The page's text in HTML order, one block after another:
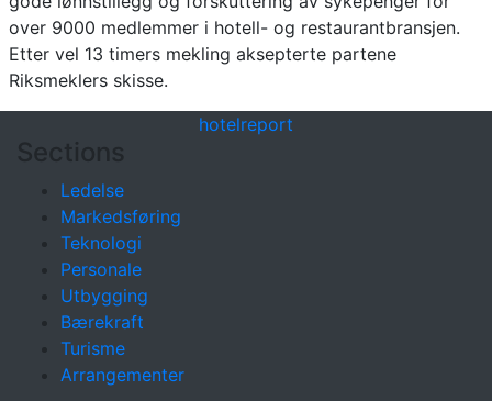
over 9000 medlemmer i hotell- og restaurantbransjen.
Etter vel 13 timers mekling aksepterte partene
Riksmeklers skisse.
hotelreport
Sections
Ledelse
Markedsføring
Teknologi
Personale
Utbygging
Bærekraft
Turisme
Arrangementer